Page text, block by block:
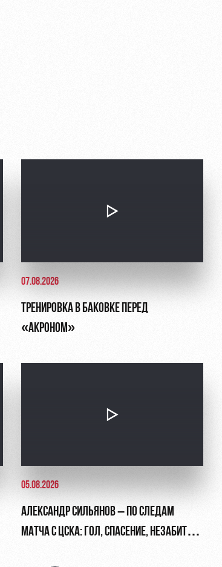
07.08.2026
ТРЕНИРОВКА В БАКОВКЕ ПЕРЕД
«АКРОНОМ»
05.08.2026
АЛЕКСАНДР СИЛЬЯНОВ – ПО СЛЕДАМ
МАТЧА С ЦСКА: ГОЛ, СПАСЕНИЕ, НЕЗАБИТЫЙ